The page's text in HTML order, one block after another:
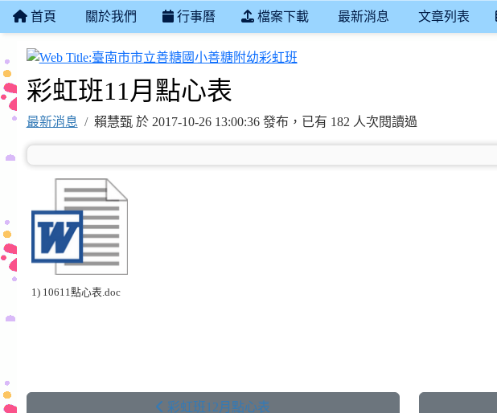
首頁 關於我們 行事曆 檔案下載 最新消息 文章列表
臺南市市立善糖國小善糖附幼彩虹班
彩虹班11月點心表
最新消息 賴慧甄 於 2017-10-26 13:00:36 發布，已有 182 人次閱讀過
1) 10611點心表.doc
彩虹班12月點心表